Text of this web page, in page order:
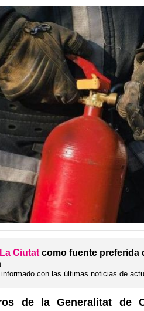
La Ciutat como fuente preferida
con las últimas noticias de
de la Generalitat de